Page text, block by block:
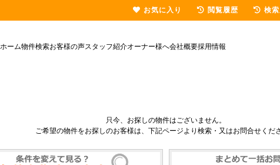
ホーム物件検索お客様の声スタッフ紹介オーナー様へ会社概要採用情報
只今、お探しの物件はございません。
ご希望の物件をお探しのお客様は、下記ページより検索・又はお問合せくださ
お気に入り 閲覧履歴 検